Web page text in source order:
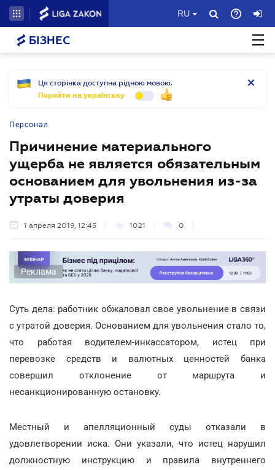
RU
БІЗНЕС
Ця сторінка доступна рідною мовою.
Перейти на українську
Персонал
Причинение материального
ущерба не является обязательным
основанием для увольнения из-за
утраты доверия
1 апреля 2019, 12:45 1021 0
Реклама
Суть дела: работник обжаловал свое увольнение в связи
с утратой доверия. Основанием для увольнения стало то,
что работая водителем-инкассатором, истец при
перевозке средств и валютных ценностей банка
совершил отклонение от маршрута и
несанкционированную остановку.
Местный и апелляционный суды отказали в
удовлетворении иска. Они указали, что истец нарушил
должностную инструкцию и правила внутреннего